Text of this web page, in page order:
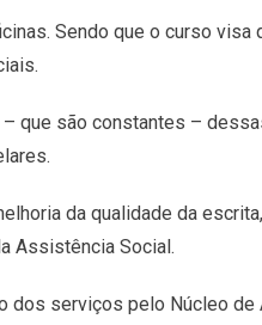
Sendo que o curso
que são constantes –
da qualidade da
Assistência Social.
serviços pelo Núcleo de